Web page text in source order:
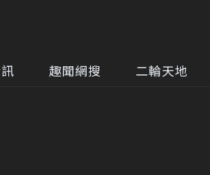
趣聞網搜 二輪天地